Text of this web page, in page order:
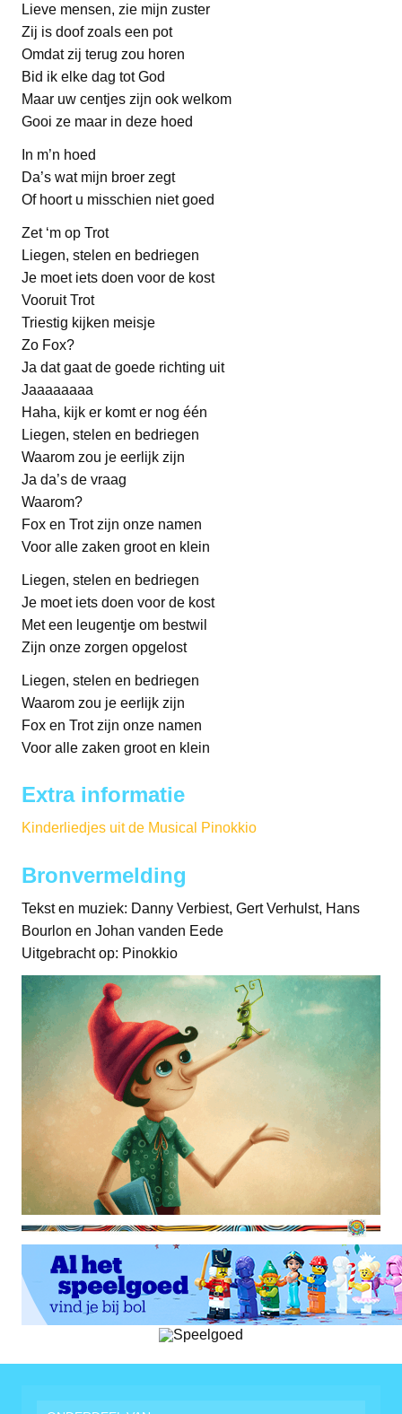
Lieve mensen, zie mijn zuster
Zij is doof zoals een pot
Omdat zij terug zou horen
Bid ik elke dag tot God
Maar uw centjes zijn ook welkom
Gooi ze maar in deze hoed
In m’n hoed
Da’s wat mijn broer zegt
Of hoort u misschien niet goed
Zet ‘m op Trot
Liegen, stelen en bedriegen
Je moet iets doen voor de kost
Vooruit Trot
Triestig kijken meisje
Zo Fox?
Ja dat gaat de goede richting uit
Jaaaaaaaa
Haha, kijk er komt er nog één
Liegen, stelen en bedriegen
Waarom zou je eerlijk zijn
Ja da’s de vraag
Waarom?
Fox en Trot zijn onze namen
Voor alle zaken groot en klein
Liegen, stelen en bedriegen
Je moet iets doen voor de kost
Met een leugentje om bestwil
Zijn onze zorgen opgelost
Liegen, stelen en bedriegen
Waarom zou je eerlijk zijn
Fox en Trot zijn onze namen
Voor alle zaken groot en klein
Extra informatie
Kinderliedjes uit de Musical Pinokkio
Bronvermelding
Tekst en muziek: Danny Verbiest, Gert Verhulst, Hans
Bourlon en Johan vanden Eede
Uitgebracht op: Pinokkio